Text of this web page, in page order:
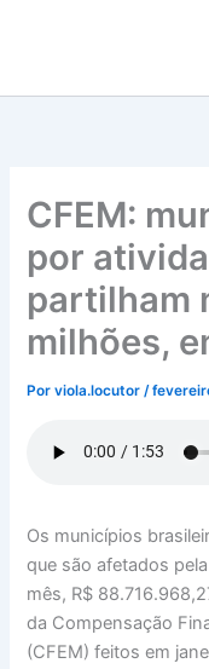
conteúdo
CFEM:
por
partilham
milhões,
Porviola.locutor/
Os municípios
que são afetados
mês, R$
da Compensação
(CFEM) feitos em